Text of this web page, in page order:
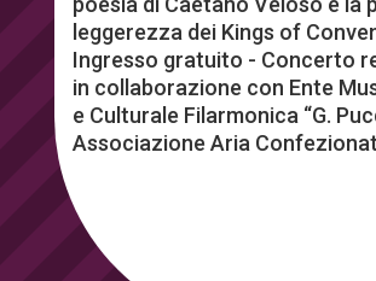
leggerezza dei Kings of
Ingresso gratuito - Concerto
in collaborazione con Ente
e Culturale Filarmonica “G.
Associazione Aria